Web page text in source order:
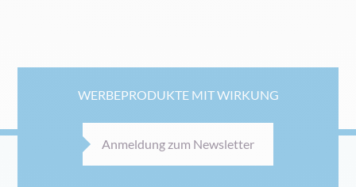
WERBEPRODUKTE MIT WIRKUNG
Anmeldung zum Newsletter